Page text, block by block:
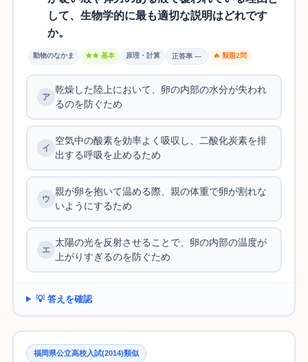
して、生物学的に最も適切な説明はどれです
か。
動物のなかま ★★ 基本 原理・計算 正答率 — 🔥 類題2問
乾燥した陸上において、卵の内部の水分が失われ
るのを防ぐため
空気中の酸素を効率よく吸収し、二酸化炭素を排
出する呼吸を止めるため
親が卵を抱いて温める際、親の体重で卵が割れな
いようにするため
太陽の光を反射させることで、卵の内部の温度が
上がりすぎるのを防ぐため
💡 答えを確認
福岡県公立高校入試(2014)類似